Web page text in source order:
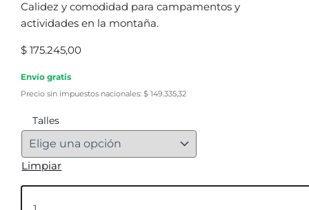
Calidez y comodidad para campamentos y
actividades en la montaña.
$ 175.245,00
Envío gratis
Precio sin impuestos nacionales:$ 149.335,32
Talles
Limpiar